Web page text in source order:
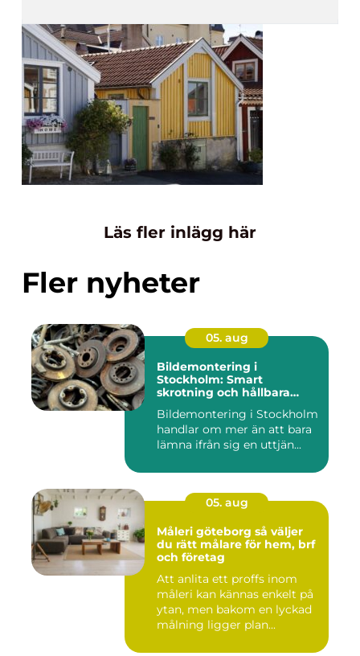
Läs fler inlägg här
Fler nyheter
05. aug
Bildemontering i
Stockholm: Smart
skrotning och hållbara
Bildemontering i Stockholm
handlar om mer än att bara
lämna ifrån sig en uttjän...
05. aug
Måleri göteborg så väljer
du rätt målare för hem, brf
och företag
Att anlita ett proffs inom
måleri kan kännas enkelt på
ytan, men bakom en lyckad
målning ligger plan...